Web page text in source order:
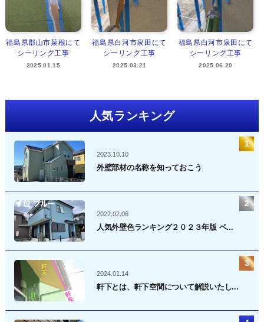
福島県郡山市菜根にて
シーリング工事
2025.01.15
福島県白河市泉田にて
シーリング工事
2025.03.21
福島県白河市泉田にて
シーリング工事
2025.06.20
人気ランキング
2023.10.10
外壁部材の名称を知っておこう
2022.02.06
人気外壁色ランキング２０２３年版 ベ...
2024.01.14
軒下とは、軒下空間について解説いたし...